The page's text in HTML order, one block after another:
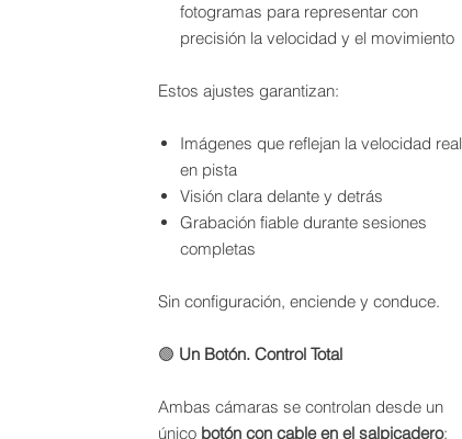
fotogramas para representar con
precisión la velocidad y el movimiento
Estos ajustes garantizan:
Imágenes que reflejan la velocidad real
en pista
Visión clara delante y detrás
Grabación fiable durante sesiones
completas
Sin configuración, enciende y conduce.
🟢 Un Botón. Control Total
Ambas cámaras se controlan desde un
único botón con cable en el salpicadero: